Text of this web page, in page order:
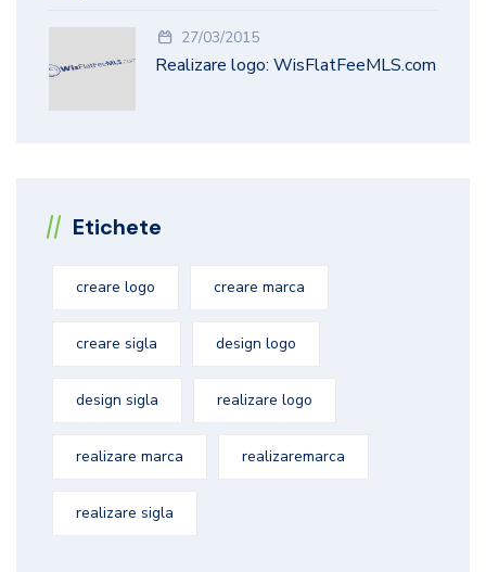
27/03/2015
Realizare logo: WisFlatFeeMLS.com
Etichete
creare logo creare marca
creare sigla design logo
design sigla realizare logo
realizare marca realizaremarca
realizare sigla